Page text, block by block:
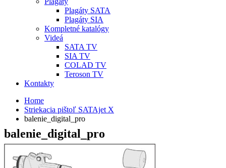
Plagáty SATA
Plagáty SIA
Kompletné katalógy
Videá
SATA TV
SIA TV
COLAD TV
Teroson TV
Kontakty
Home
Striekacia pištoľ SATAjet X
balenie_digital_pro
balenie_digital_pro